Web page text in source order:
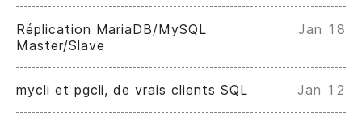
Réplication MariaDB/MySQL
Master/Slave
Jan 18
mycli et pgcli, de vrais clients SQL Jan 12